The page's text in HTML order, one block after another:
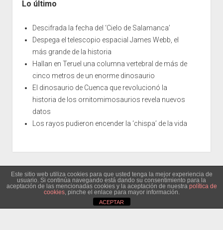
Lo último
Descifrada la fecha del ‘Cielo de Salamanca’
Despega el telescopio espacial James Webb, el
más grande de la historia
Hallan en Teruel una columna vertebral de más de
cinco metros de un enorme dinosaurio
El dinosaurio de Cuenca que revolucionó la
historia de los ornitomimosaurios revela nuevos
datos
Los rayos pudieron encender la ‘chispa’ de la vida
Este sitio web utiliza cookies para que usted tenga la mejor experiencia de
usuario. Si continúa navegando está dando su consentimiento para la
aceptación de las mencionadas cookies y la aceptación de nuestra política de
cookies, pinche el enlace para mayor información.
ACEPTAR